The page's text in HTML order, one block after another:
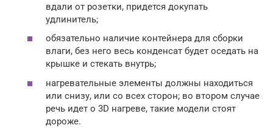
вдали от розетки, придется докупать
удлинитель;
обязательно наличие контейнера для сборки
влаги, без него весь конденсат будет оседать на
крышке и стекать внутрь;
нагревательные элементы должны находиться
или снизу, или со всех сторон; во втором случае
речь идет о 3D нагреве, такие модели стоят
дороже.